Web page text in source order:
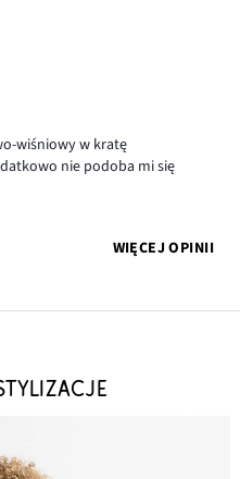
wiśniowy w kratę
nie podoba mi się
WIĘCEJ OPINII